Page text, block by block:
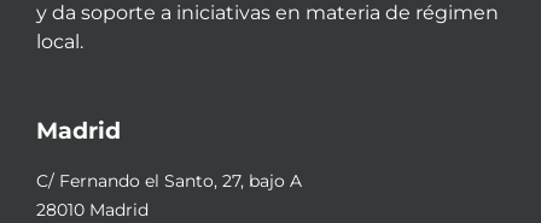
y da soporte a iniciativas en materia de régimen
local.
Madrid
C/ Fernando el Santo, 27, bajo A
28010 Madrid